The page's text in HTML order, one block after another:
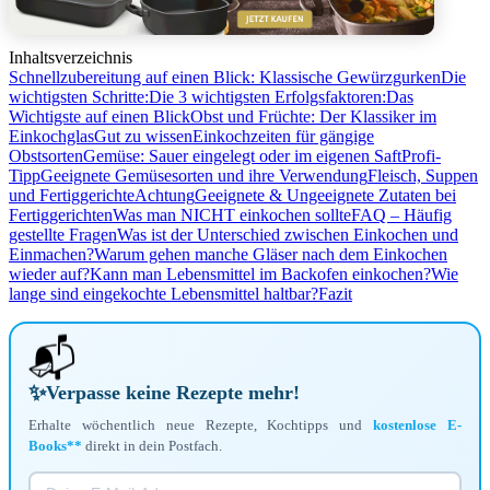
Inhaltsverzeichnis
Schnellzubereitung auf einen Blick: Klassische GewürzgurkenDie
wichtigsten Schritte:Die 3 wichtigsten Erfolgsfaktoren:Das
Wichtigste auf einen BlickObst und Früchte: Der Klassiker im
EinkochglasGut zu wissenEinkochzeiten für gängige
ObstsortenGemüse: Sauer eingelegt oder im eigenen SaftProfi-
TippGeeignete Gemüsesorten und ihre VerwendungFleisch, Suppen
und FertiggerichteAchtungGeeignete & Ungeeignete Zutaten bei
FertiggerichtenWas man NICHT einkochen sollteFAQ – Häufig
gestellte FragenWas ist der Unterschied zwischen Einkochen und
Einmachen?Warum gehen manche Gläser nach dem Einkochen
wieder auf?Kann man Lebensmittel im Backofen einkochen?Wie
lange sind eingekochte Lebensmittel haltbar?Fazit
📬
✨Verpasse keine Rezepte mehr!
Erhalte wöchentlich neue Rezepte, Kochtipps undkostenlose E-
Books** direkt in dein Postfach.